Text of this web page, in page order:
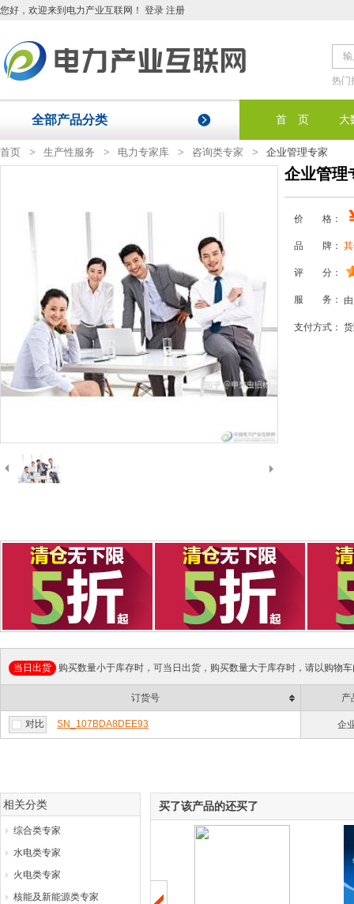
您好 ，欢迎来到电力产业互联网！ 登录 注册
热门
全部产品分类 首 页 大
首页 > 生产性服务 > 电力专家库 > 咨询类专家 > 企业管理专家
企业管理
价 格：
品 牌：
评 分：
服 务：
支付方式：
当日出货 购买数量小于库存时，可当日出货，购买数量大于库存时，请以购物
订货号 产
对比 SN_107BDA8DEE93 企
相关分类
综合类专家
水电类专家
火电类专家
核能及新能源类专家
买了该产品的还买了